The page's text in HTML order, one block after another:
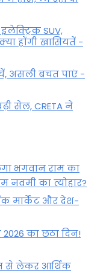
SUV,
होंगी खासियतें -
असली बचत पाएं -
सेल, CRETA ने
भगवान राम का
नवमी का त्योहार?
मार्केट और देश-
2026 का छठा दिन!
से लेकर आर्थिक